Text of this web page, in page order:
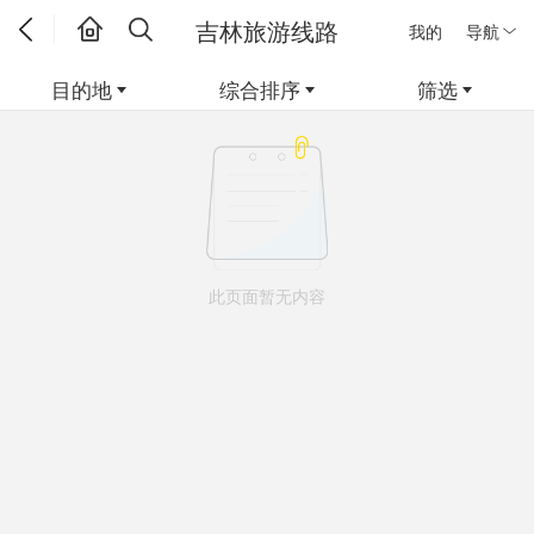
我的 导航
吉林旅游线路
目的地 综合排序 筛选
此页面暂无内容